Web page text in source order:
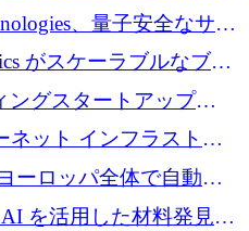
するために 4,000 万ド
、量子安全なサイ
フラストラクチャの拡
万ドルを投入
がスケーラブルなブレ
ンターフェイスのため
ングスタートアップ
A 投資で 2,000 万ドルを
ネット インフラストラ
ス向けに 300 万ドルの
ーロッパ全体で自動電
ために 2,800 万ドルを
を活用した材料発見を